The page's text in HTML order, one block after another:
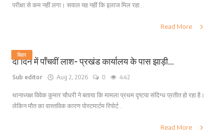
परीक्षा से कम नहीं लगा। सवाल यह नहीं कि इलाज मिल रहा...
Read More
बिहार
दो दिन में पाँचवीं लाश- प्रखंड कार्यालय के पास झाड़ी...
Sub editor Aug 2, 2026 0 442
थानाध्यक्ष विवेक कुमार चौधरी ने बताया कि मामला प्रथम दृष्टया संदिग्ध प्रतीत हो रहा है।
लेकिन मौत का वास्तविक कारण पोस्टमार्टम रिपोर्ट...
Read More